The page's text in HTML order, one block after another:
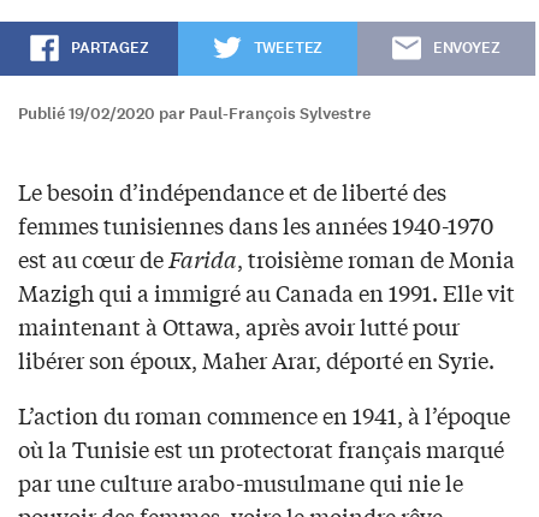
PARTAGEZ TWEETEZ ENVOYEZ
Publié 19/02/2020 par Paul-François Sylvestre
Le besoin d’indépendance et de liberté des
femmes tunisiennes dans les années 1940-1970
est au cœur deFarida, troisième roman de Monia
Mazigh qui a immigré au Canada en 1991. Elle vit
maintenant à Ottawa, après avoir lutté pour
libérer son époux, Maher Arar, déporté en Syrie.
L’action du roman commence en 1941, à l’époque
où la Tunisie est un protectorat français marqué
par une culture arabo-musulmane qui nie le